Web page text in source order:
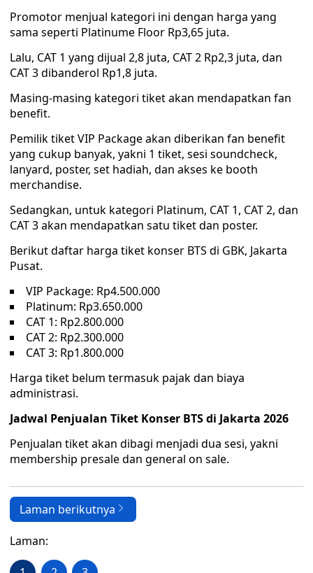
Promotor menjual kategori ini dengan harga yang
sama seperti Platinume Floor Rp3,65 juta.
Lalu, CAT 1 yang dijual 2,8 juta, CAT 2 Rp2,3 juta, dan
CAT 3 dibanderol Rp1,8 juta.
Masing-masing kategori tiket akan mendapatkan fan
benefit.
Pemilik tiket VIP Package akan diberikan fan benefit
yang cukup banyak, yakni 1 tiket, sesi soundcheck,
lanyard, poster, set hadiah, dan akses ke booth
merchandise.
Sedangkan, untuk kategori Platinum, CAT 1, CAT 2, dan
CAT 3 akan mendapatkan satu tiket dan poster.
Berikut daftar harga tiket konser BTS di GBK, Jakarta
Pusat.
VIP Package: Rp4.500.000
Platinum: Rp3.650.000
CAT 1: Rp2.800.000
CAT 2: Rp2.300.000
CAT 3: Rp1.800.000
Harga tiket belum termasuk pajak dan biaya
administrasi.
Jadwal Penjualan Tiket Konser BTS di Jakarta 2026
Penjualan tiket akan dibagi menjadi dua sesi, yakni
membership presale dan general on sale.
Laman berikutnya
Laman: